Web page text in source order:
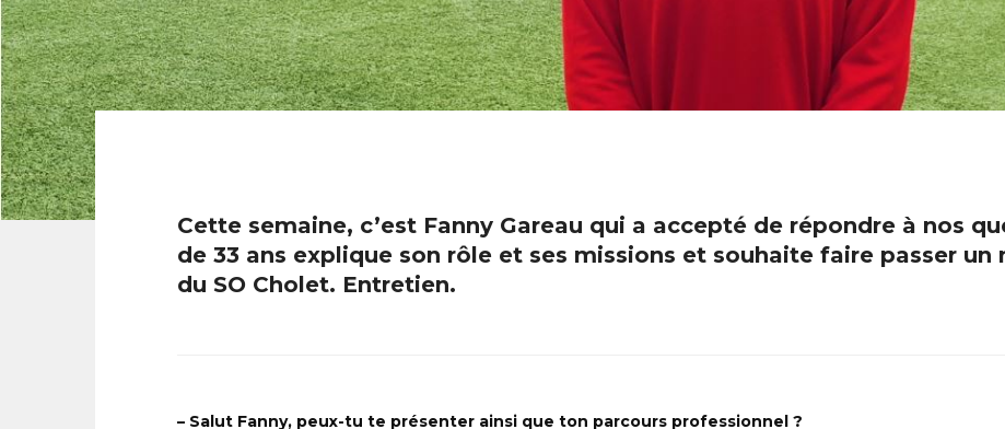
Cette semaine, c’est Fanny Gareau qui a accepté de répondre à nos
de 33 ans explique son rôle et ses missions et souhaite faire passer un
du SO Cholet. Entretien.
– Salut Fanny, peux-tu te présenter ainsi que ton parcours professionnel ?